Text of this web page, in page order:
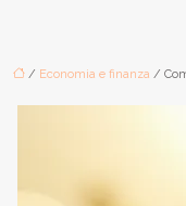
/ Economia e finanza /